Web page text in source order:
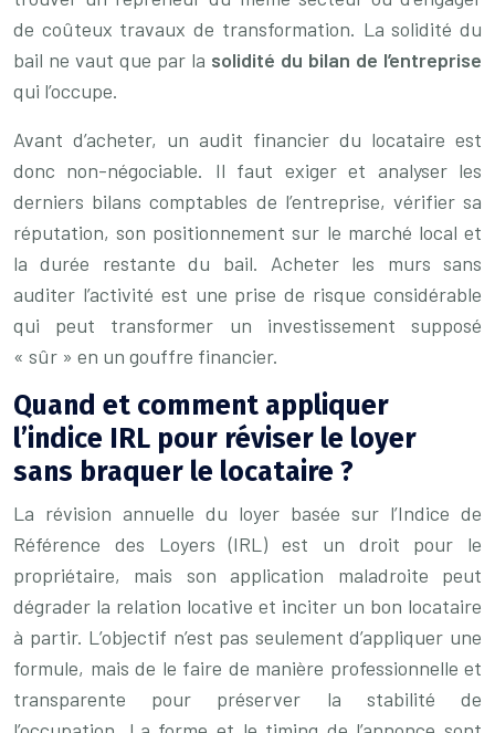
de coûteux travaux de transformation. La solidité du
bail ne vaut que par la solidité du bilan de l’entreprise
qui l’occupe.
Avant d’acheter, un audit financier du locataire est
donc non-négociable. Il faut exiger et analyser les
derniers bilans comptables de l’entreprise, vérifier sa
réputation, son positionnement sur le marché local et
la durée restante du bail. Acheter les murs sans
auditer l’activité est une prise de risque considérable
qui peut transformer un investissement supposé
« sûr » en un gouffre financier.
Quand et comment appliquer
l’indice IRL pour réviser le loyer
sans braquer le locataire ?
La révision annuelle du loyer basée sur l’Indice de
Référence des Loyers (IRL) est un droit pour le
propriétaire, mais son application maladroite peut
dégrader la relation locative et inciter un bon locataire
à partir. L’objectif n’est pas seulement d’appliquer une
formule, mais de le faire de manière professionnelle et
transparente pour préserver la stabilité de